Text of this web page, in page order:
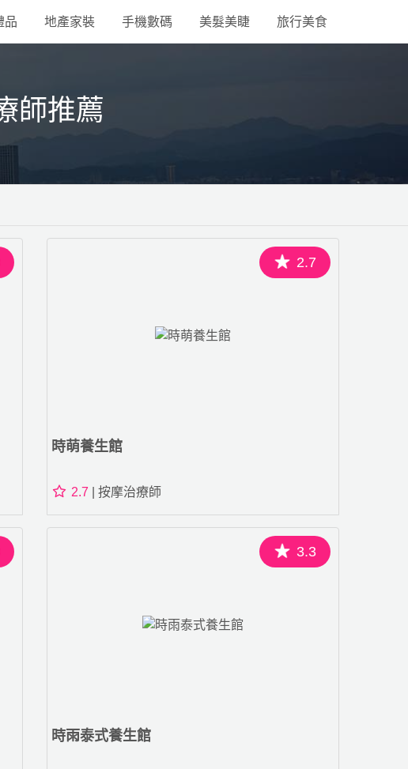
品 地產家裝 手機數碼 美髮美睫 旅行美食
師推薦
2.7
時萌養生館
2.7 | 按摩治療師
3.3
時雨泰式養生館